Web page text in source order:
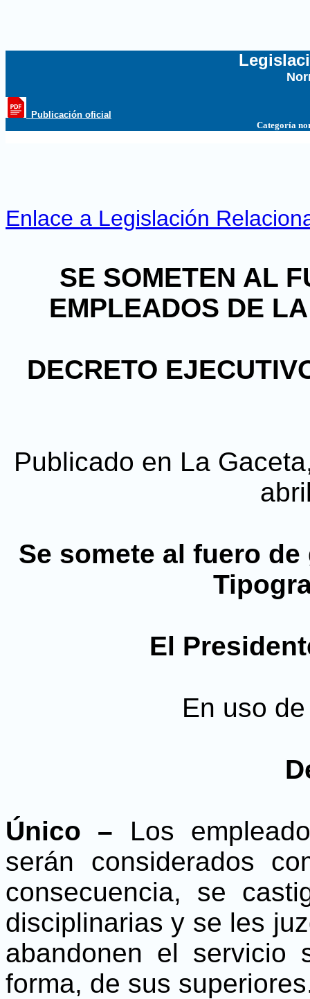
_Publicación oficial
Categoría
Enlace a Legislación
SE SOMETEN AL
EMPLEADOS DE
DECRETO
Publicado en La
Se somete al fuero
El
En uso
Único – Los
serán considerados
consecuencia, se
disciplinarias y se les
abandonen el servicio
forma, de sus